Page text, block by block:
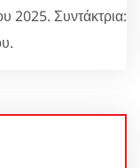
2025. Συντάκτρια: